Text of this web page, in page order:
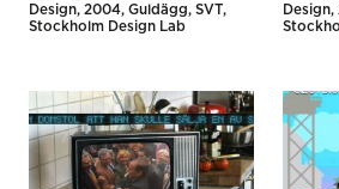
Design 2004 Guldägg
SVT
Stockholm Design Lab
Design